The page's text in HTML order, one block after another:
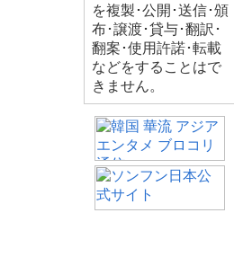
を複製･公開･送信･頒
布･譲渡･貸与･翻訳･
翻案･使用許諾･転載
などをすることはで
きません。